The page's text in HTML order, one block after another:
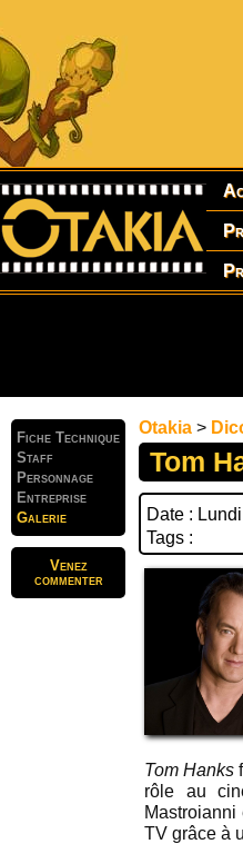
Fiche Technique
Staff
Personnage
Entreprise
Galerie
Venez
commenter
Otakia >
Tom
Date :
Tags :
Tom Hanks
rôle au
Mastroianni
TV grâce à